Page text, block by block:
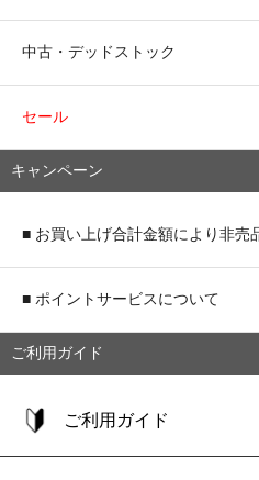
中古・デッドストック
セール
キャンペーン
■ お買い上げ合計金額により非売
■ ポイントサービスについて
ご利用ガイド
ご利用ガイド